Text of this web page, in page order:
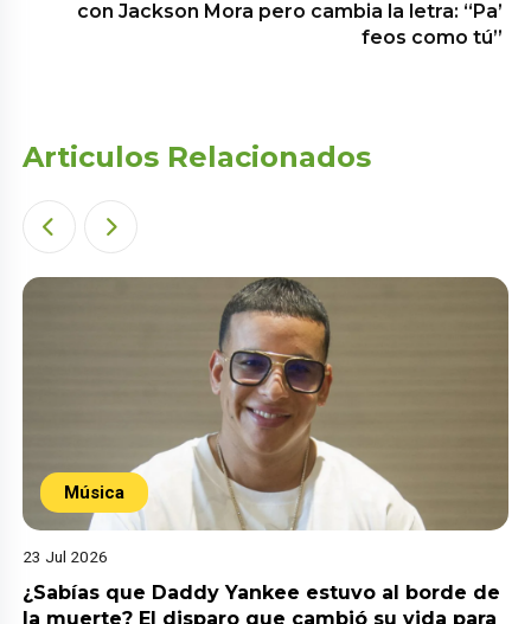
con Jackson Mora pero cambia la letra: “Pa’
feos como tú”
Articulos Relacionados
Música
23 Jul 2026
¿Sabías que Daddy Yankee estuvo al borde de
la muerte? El disparo que cambió su vida para